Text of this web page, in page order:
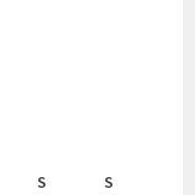
S S